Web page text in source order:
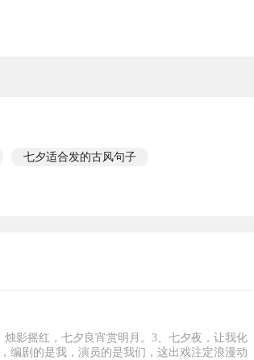
七夕适合发的古风句子
影摇红，七夕良宵赏明月。3、七夕夜，让我化
编剧的是我，演员的是我们，这出戏注定浪漫动